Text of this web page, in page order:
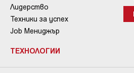
Лидерство
Техники за успех
Job Мениджър
ТЕХНОЛОГИИ